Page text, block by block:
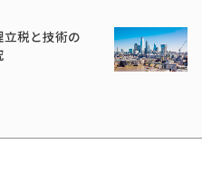
立税と技術の